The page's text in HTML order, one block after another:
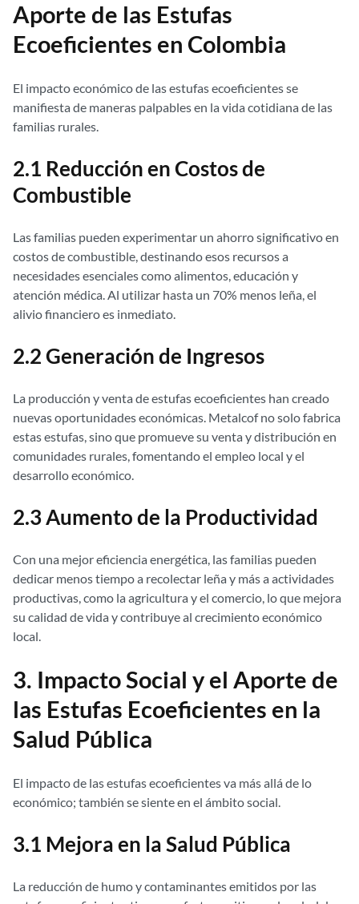
Aporte de las Estufas
Ecoeficientes en Colombia
El impacto económico de las estufas ecoeficientes se
manifiesta de maneras palpables en la vida cotidiana de las
familias rurales.
2.1 Reducción en Costos de
Combustible
Las familias pueden experimentar un ahorro significativo en
costos de combustible, destinando esos recursos a
necesidades esenciales como alimentos, educación y
atención médica. Al utilizar hasta un 70% menos leña, el
alivio financiero es inmediato.
2.2 Generación de Ingresos
La producción y venta de estufas ecoeficientes han creado
nuevas oportunidades económicas. Metalcof no solo fabrica
estas estufas, sino que promueve su venta y distribución en
comunidades rurales, fomentando el empleo local y el
desarrollo económico.
2.3 Aumento de la Productividad
Con una mejor eficiencia energética, las familias pueden
dedicar menos tiempo a recolectar leña y más a actividades
productivas, como la agricultura y el comercio, lo que mejora
su calidad de vida y contribuye al crecimiento económico
local.
3. Impacto Social y el Aporte de
las Estufas Ecoeficientes en la
Salud Pública
El impacto de las estufas ecoeficientes va más allá de lo
económico; también se siente en el ámbito social.
3.1 Mejora en la Salud Pública
La reducción de humo y contaminantes emitidos por las